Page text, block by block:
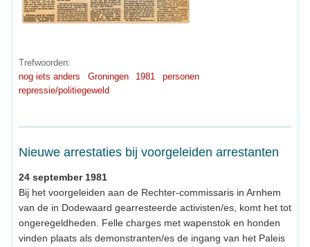
Trefwoorden:
nog iets anders
Groningen 1981
personen
repressie/politiegeweld
Nieuwe arrestaties bij voorgeleiden arrestanten
24 september 1981
Bij het voorgeleiden aan de Rechter-commissaris in Arnhem
van de in Dodewaard gearresteerde activisten/es, komt het tot
ongeregeldheden. Felle charges met wapenstok en honden
vinden plaats als demonstranten/es de ingang van het Paleis